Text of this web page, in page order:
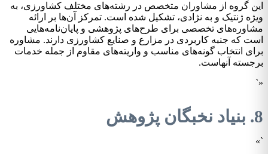
این گروه از مشاوران متخصص در رشته‌های مختلف کشاورزی، به
ویژه ژنتیک و به نژادی، تشکیل شده است. تمرکز آن‌ها بر ارائه
مشاوره‌های تخصصی برای طرح‌های پژوهشی و پایان‌نامه‌هایی
است که جنبه کاربردی در مزارع و صنایع کشاورزی دارند. مشاوره
برای انتخاب گونه‌های مناسب و واریته‌های مقاوم از جمله خدمات
برجسته آنهاست.
«`
8. بنیاد نخبگان پژوهش
`»